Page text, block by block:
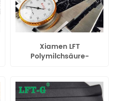
Xiamen LFT
Polymilchsäure-
natürlicher
Hochleistungsfarbe